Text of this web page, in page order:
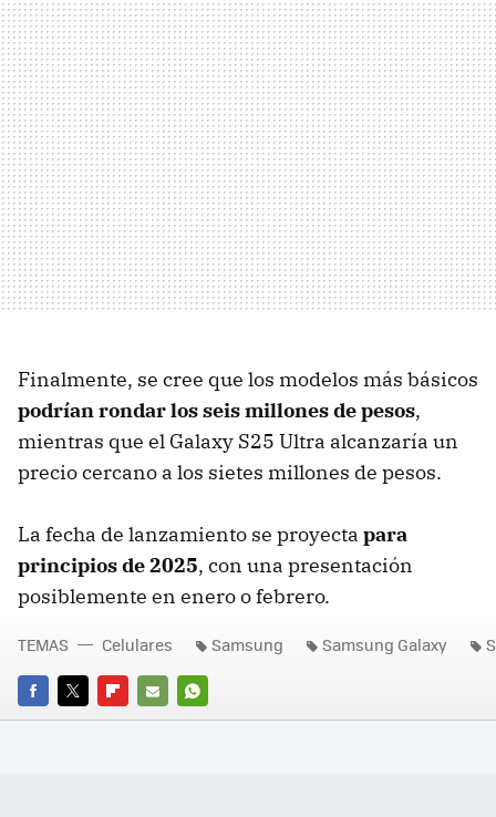
Finalmente, se cree que los modelos más básicos
podrían rondar los seis millones de pesos,
mientras que el Galaxy S25 Ultra alcanzaría un
precio cercano a los sietes millones de pesos.
La fecha de lanzamiento se proyecta para
principios de 2025, con una presentación
posiblemente en enero o febrero.
FACEBOOK
TWITTERFLIPBOARD
E-
WHATSAPP
TEMAS Celulares Samsung Samsung Galaxy